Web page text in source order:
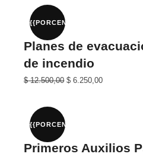
era:
$ 25.000,00.$ 12.500,00.
{{PORCENTAJE}}%
Planes de
de incendio
El
era:
$ 25.000,00.
$12.500,00El
$ 12.500,00.
$ 6.250,00
{{PORCENTAJE}}%
Primeros Auxilios